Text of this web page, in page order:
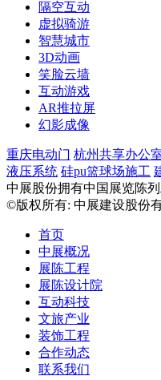
隔空互动
虚拟骑游
智慧城市
3D动画
笑脸云墙
互动游戏
AR推拉屏
幻影成像
重庆电动门 杭州共享办公
液压系统 硅pu篮球场施工
中展股份拥有中国展览陈
©版权所有: 中展建设股份
首页
中展概况
展陈工程
展陈设计院
互动科技
文旅产业
装饰工程
合作动态
联系我们